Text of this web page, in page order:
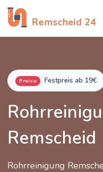
Remscheid 24
Preise Festpreis ab 19€
Remscheid
Rohrreinigung